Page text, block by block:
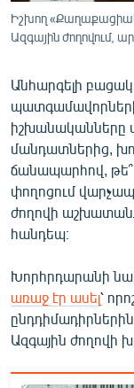
ԱՐԽԻՎ
ՏԵՍԱՆՅՈՒԹԵՐ
ԲԱՆԱՎԵՃ
ՁԳՏԵԼՈՎ
ՓՈԴՔԱՍԹ
Հայերեն
English
ՀԵՏԵՎԵՔ ՄԵԶ
Իշխող
Ազգային ժողովում,
Անհարգելի
իշխանականները
մանդատներից,
ճանապարհով, թե՞
փողոցում
ժողովի
հանդեպ։
Խորհրդարանի
առաջ էր ասել՝
Ազգային ժողովի